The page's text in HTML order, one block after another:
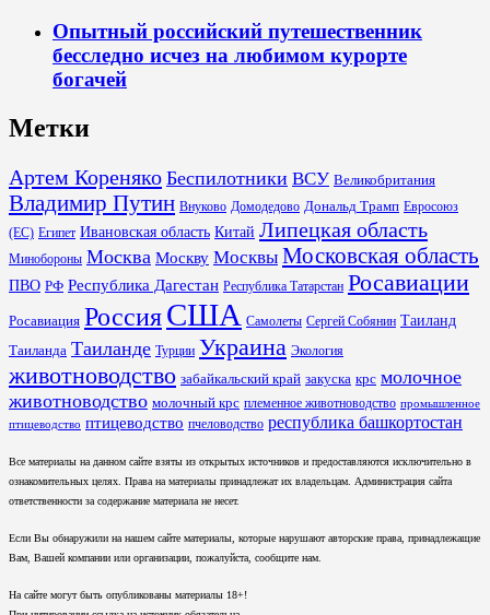
Опытный российский путешественник
бесследно исчез на любимом курорте
богачей
Метки
Артем Кореняко Беспилотники ВСУ Великобритания
Владимир Путин Внуково Домодедово Дональд Трамп Евросоюз
(ЕС) Египет Ивановская область Китай Липецкая область
Минобороны Москва Москву Москвы Московская область
ПВО РФ Республика Дагестан Республика Татарстан Росавиации
Росавиация РоссияСША Самолеты Сергей Собянин Таиланд
Таиланда Таиланде Турции Украина Экология
животноводство забайкальский край закуска крс молочное
животноводство молочный крс племенное животноводство промышленное
птицеводство птицеводство пчеловодство республика башкортостан
Все материалы на данном сайте взяты из открытых источников и предоставляются исключительно в
ознакомительных целях. Права на материалы принадлежат их владельцам. Администрация сайта
ответственности за содержание материала не несет.
Если Вы обнаружили на нашем сайте материалы, которые нарушают авторские права, принадлежащие
Вам, Вашей компании или организации, пожалуйста, сообщите нам.
На сайте могут быть опубликованы материалы 18+!